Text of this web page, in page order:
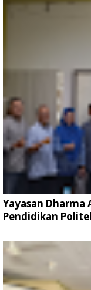
Yayasan Dharma
Pendidikan